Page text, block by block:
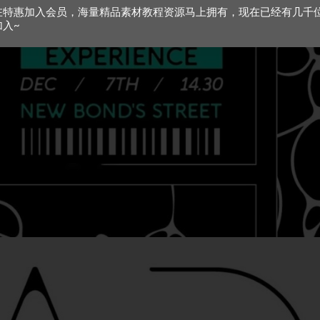
特惠加入会员，海量精品素材教程资源马上拥有，现在已经有几千
入~